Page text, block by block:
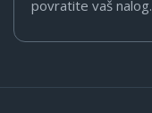
povratite vaš nalog.